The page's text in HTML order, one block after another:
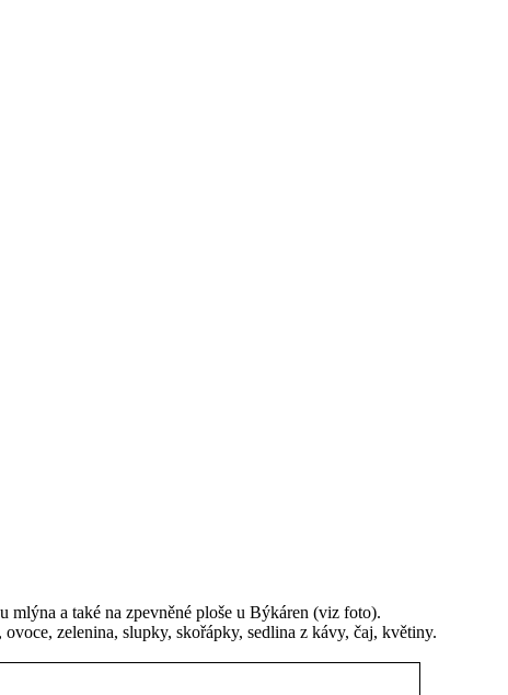
mlýna a také na zpevněné ploše u Býkáren (viz foto).
zelenina, slupky, skořápky, sedlina z kávy, čaj, květiny.